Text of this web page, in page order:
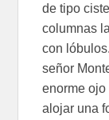
de tipo
columnas
con
señor
enorme
alojar una